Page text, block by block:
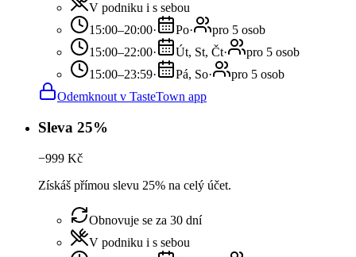
V podniku i s sebou
15:00–20:00· Po·
pro 5 osob
15:00–22:00· Út, St, Čt·
pro 5 osob
15:00–23:59· Pá, So·
pro 5 osob
Odemknout v TasteTown app
Sleva 25%
−999 Kč
Získáš přímou slevu 25% na celý účet.
Obnovuje se za 30 dní
V podniku i s sebou